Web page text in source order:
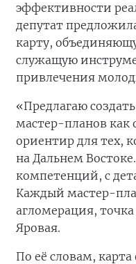
эффективности
депутат
карту,
служащую
привлечения
«Предлагаю
мастер-планов как
ориентир для тех,
на Дальнем
компетенций, с
Каждый мастер-
агломерация,
Яровая.
По её словам,